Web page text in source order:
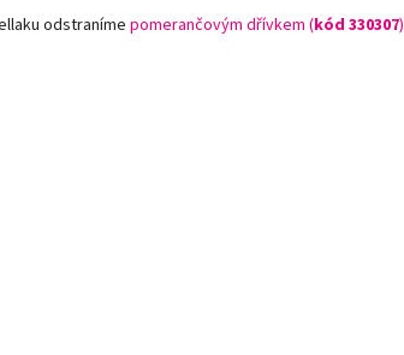
odstraníme pomerančovým dřívkem (kód 330307)